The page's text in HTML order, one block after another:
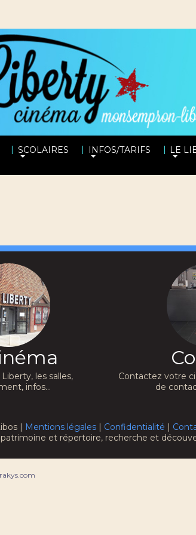
| SCOLAIRES | INFOS/TARIFS | LE
les salles,
infos...
Contactez votre
de
| Mentions légales | Confidentialité |
et répertoire, recherche et